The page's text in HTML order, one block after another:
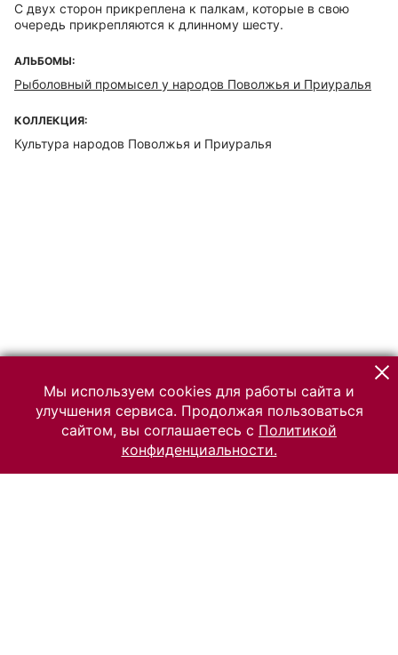
С двух сторон прикреплена к палкам, которые в свою
очередь прикрепляются к длинному шесту.
АЛЬБОМЫ:
Рыболовный промысел у народов Поволжья и Приуралья
КОЛЛЕКЦИЯ:
Культура народов Поволжья и Приуралья
Мы используем cookies для работы сайта и
улучшения сервиса. Продолжая пользоваться
сайтом, вы соглашаетесь с Политикой
конфиденциальности.